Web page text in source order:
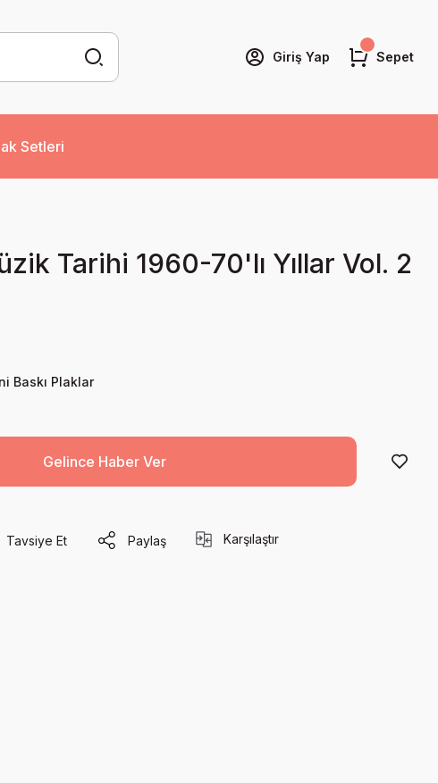
Giriş Yap Sepet
Setleri
Tarihi 1960-70'lı Yıllar Vol. 2
Baskı Plaklar
Gelince Haber Ver
Tavsiye Et Paylaş Karşılaştır